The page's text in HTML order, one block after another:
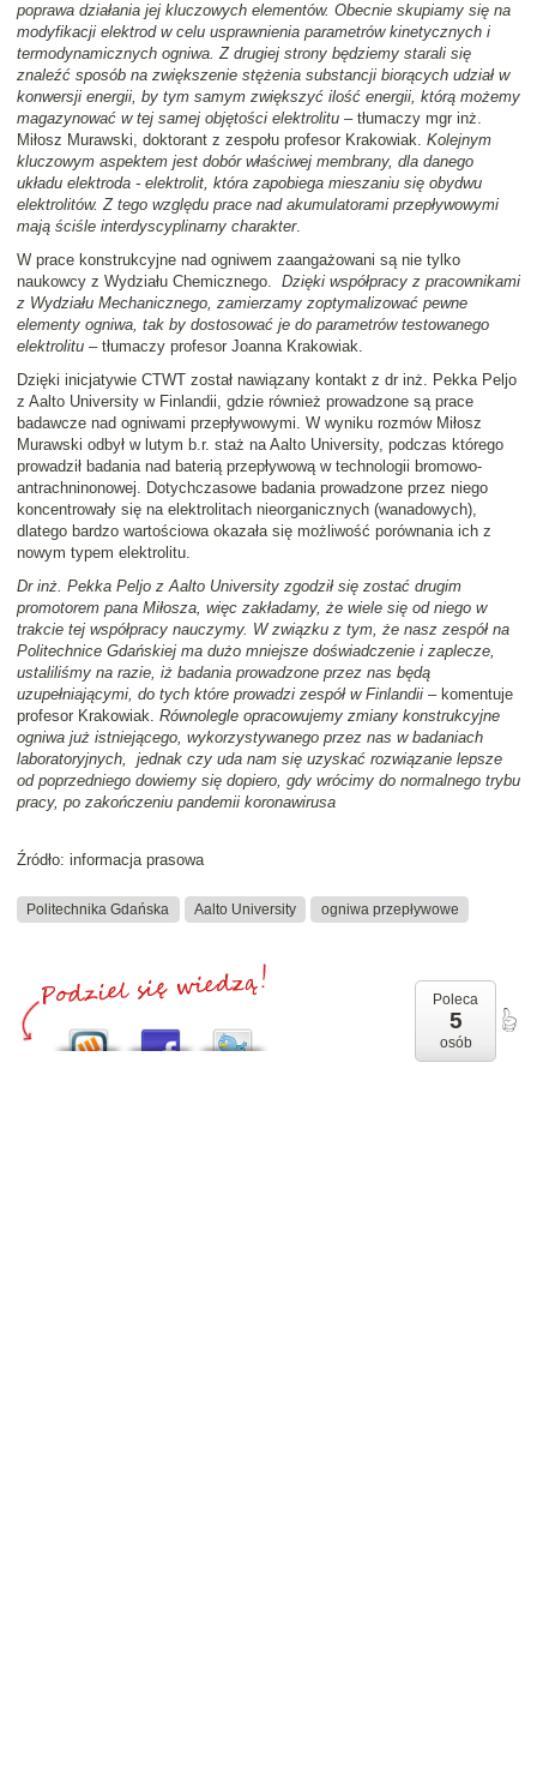
poprawa działania jej kluczowych elementów. Obecnie skupiamy się na
modyfikacji elektrod w celu usprawnienia parametrów kinetycznych i
termodynamicznych ogniwa. Z drugiej strony będziemy starali się
znaleźć sposób na zwiększenie stężenia substancji biorących udział w
konwersji energii, by tym samym zwiększyć ilość energii, którą możemy
magazynować w tej samej objętości elektrolitu – tłumaczy mgr inż.
Miłosz Murawski, doktorant z zespołu profesor Krakowiak. Kolejnym
kluczowym aspektem jest dobór właściwej membrany, dla danego
układu elektroda - elektrolit, która zapobiega mieszaniu się obydwu
elektrolitów. Z tego względu prace nad akumulatorami przepływowymi
mają ściśle interdyscyplinarny charakter.
W prace konstrukcyjne nad ogniwem zaangażowani są nie tylko
naukowcy z Wydziału Chemicznego. Dzięki współpracy z pracownikami
z Wydziału Mechanicznego, zamierzamy zoptymalizować pewne
elementy ogniwa, tak by dostosować je do parametrów testowanego
elektrolitu – tłumaczy profesor Joanna Krakowiak.
Dzięki inicjatywie CTWT został nawiązany kontakt z dr inż. Pekka Peljo
z Aalto University w Finlandii, gdzie również prowadzone są prace
badawcze nad ogniwami przepływowymi. W wyniku rozmów Miłosz
Murawski odbył w lutym b.r. staż na Aalto University, podczas którego
prowadził badania nad baterią przepływową w technologii bromowo-
antrachninonowej. Dotychczasowe badania prowadzone przez niego
koncentrowały się na elektrolitach nieorganicznych (wanadowych),
dlatego bardzo wartościowa okazała się możliwość porównania ich z
nowym typem elektrolitu.
Dr inż. Pekka Peljo z Aalto University zgodził się zostać drugim
promotorem pana Miłosza, więc zakładamy, że wiele się od niego w
trakcie tej współpracy nauczymy. W związku z tym, że nasz zespół na
Politechnice Gdańskiej ma dużo mniejsze doświadczenie i zaplecze,
ustaliliśmy na razie, iż badania prowadzone przez nas będą
uzupełniającymi, do tych które prowadzi zespół w Finlandii – komentuje
profesor Krakowiak. Równolegle opracowujemy zmiany konstrukcyjne
ogniwa już istniejącego, wykorzystywanego przez nas w badaniach
laboratoryjnych, jednak czy uda nam się uzyskać rozwiązanie lepsze
od poprzedniego dowiemy się dopiero, gdy wrócimy do normalnego trybu
pracy, po zakończeniu pandemii koronawirusa
Źródło: informacja prasowa
Politechnika Gdańska Aalto University ogniwa przepływowe
Poleca
5
osób